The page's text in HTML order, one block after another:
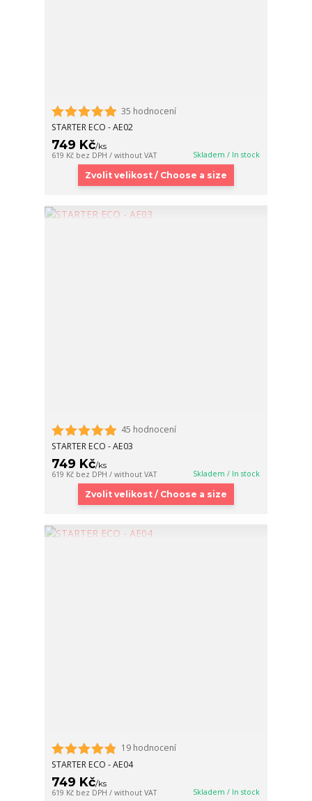
35 hodnocení
STARTER ECO - AE02
749 Kč/ks
619 Kč bez DPH / without VAT Skladem / In stock
Zvolit velikost / Choose a size
45 hodnocení
STARTER ECO - AE03
749 Kč/ks
619 Kč bez DPH / without VAT Skladem / In stock
Zvolit velikost / Choose a size
19 hodnocení
STARTER ECO - AE04
749 Kč/ks
619 Kč bez DPH / without VAT Skladem / In stock